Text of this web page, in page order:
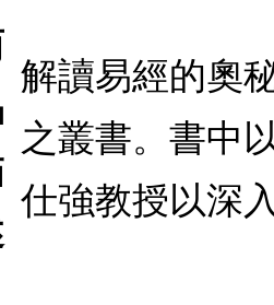
解讀易經的奧
之叢書。書中
仕強教授以深